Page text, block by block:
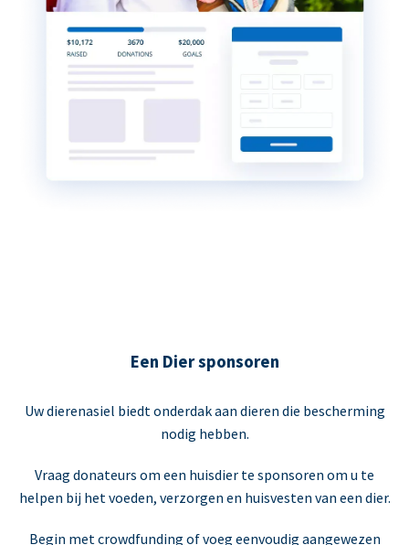
Een Dier sponsoren
Uw dierenasiel biedt onderdak aan dieren die bescherming
nodig hebben.
Vraag donateurs om een huisdier te sponsoren om u te
helpen bij het voeden, verzorgen en huisvesten van een dier.
Begin met crowdfunding of voeg eenvoudig aangewezen